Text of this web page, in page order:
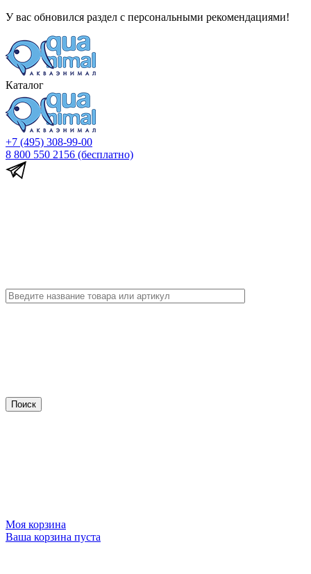
У вас обновился раздел с персональными рекомендациями!
Каталог
+7 (495) 308-99-00
8 800 550 2156 (бесплатно)
Моя корзина
Ваша корзина пуста